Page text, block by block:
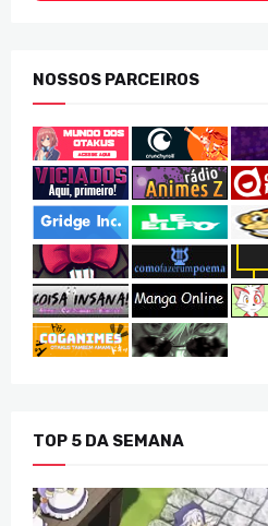
NOSSOS PARCEIROS
TOP 5 DA SEMANA